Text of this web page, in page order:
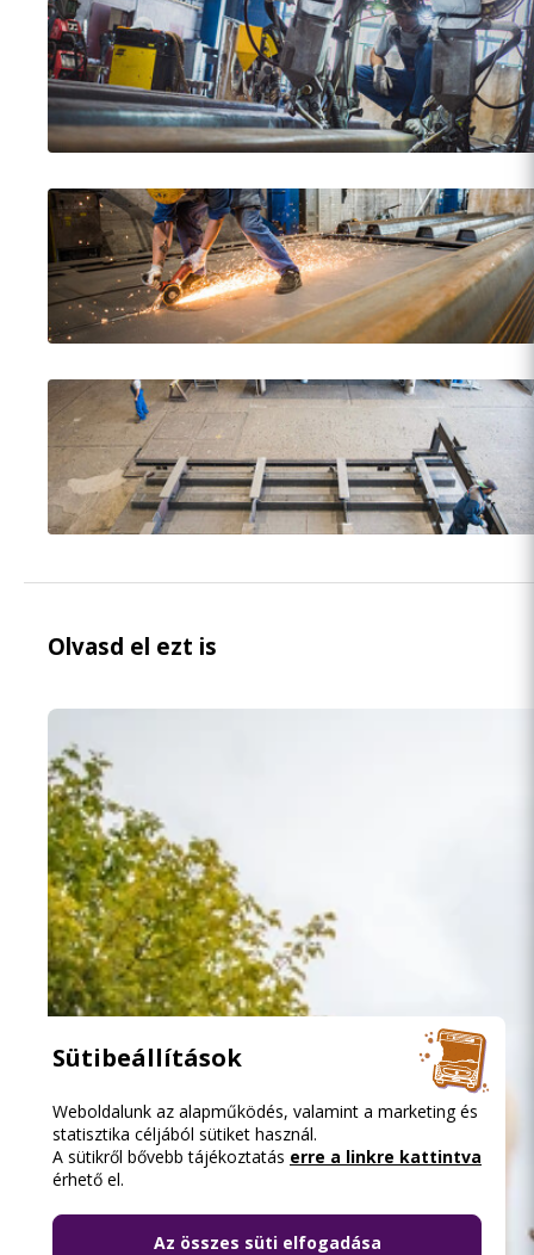
Olvasd el ezt is
Sütibeállítások
Weboldalunk az alapműködés, valamint a marketing és
statisztika céljából sütiket használ.
A sütikről bővebb tájékoztatás erre a linkre kattintva
érhető el.
Az összes süti elfogadása